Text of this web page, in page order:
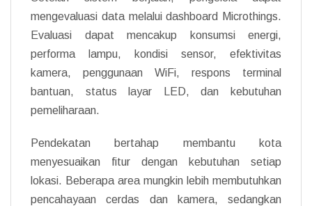
mengevaluasi data melalui dashboard Microthings.
Evaluasi dapat mencakup konsumsi energi,
performa lampu, kondisi sensor, efektivitas
kamera, penggunaan WiFi, respons terminal
bantuan, status layar LED, dan kebutuhan
pemeliharaan.
Pendekatan bertahap membantu kota
menyesuaikan fitur dengan kebutuhan setiap
lokasi. Beberapa area mungkin lebih membutuhkan
pencahayaan cerdas dan kamera, sedangkan